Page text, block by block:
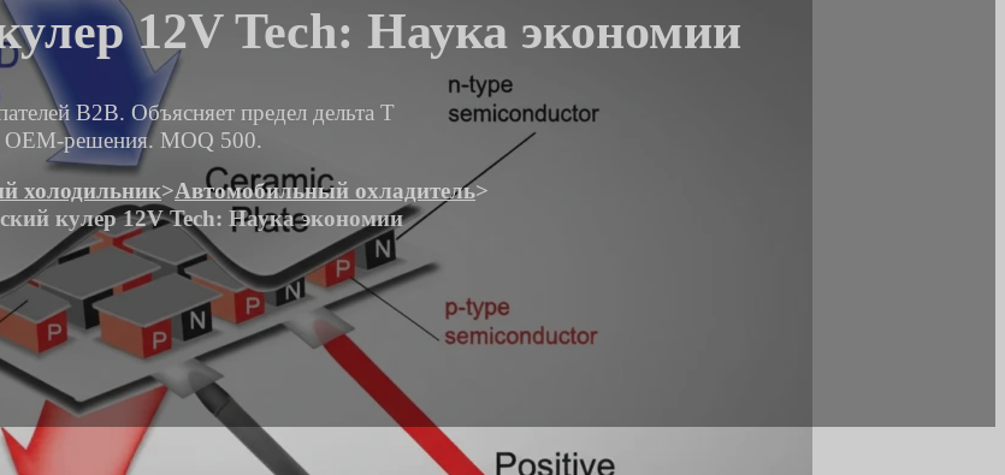
12V Tech: Наука экономии
B2B. Объясняет предел дельта T
OEM-решения. MOQ 500.
холодильник>Автомобильный охладитель>
кулер 12V Tech: Наука экономии